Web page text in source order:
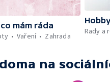
mám ráda
Vaření Zahrada
Rady a
na